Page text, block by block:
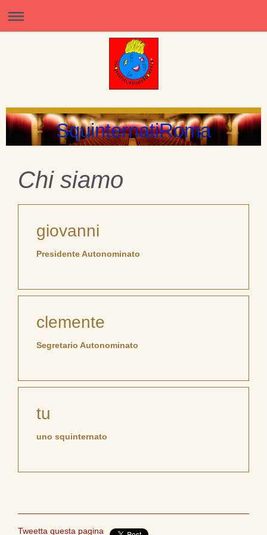
SquinternatiRoma
Chi siamo
giovanni
Presidente Autonominato
clemente
Segretario Autonominato
tu
uno squinternato
Tweetta questa pagina